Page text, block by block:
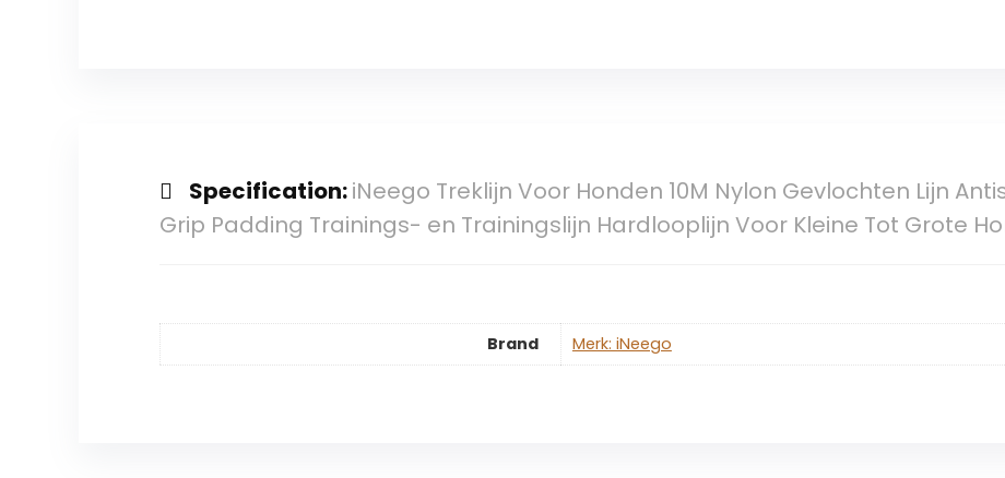
Specification:iNeego Treklijn Voor Honden 10M Nylon Gevlochten Lijn
Grip Padding Trainings- en Trainingslijn Hardlooplijn Voor Kleine Tot Grote
Brand Merk: iNeego